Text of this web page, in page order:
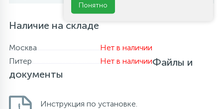
Наличие на складе
Москва
Нет в наличии
Питер
Нет в наличииФайлы и
документы
Инструкция по установке.
Понятно